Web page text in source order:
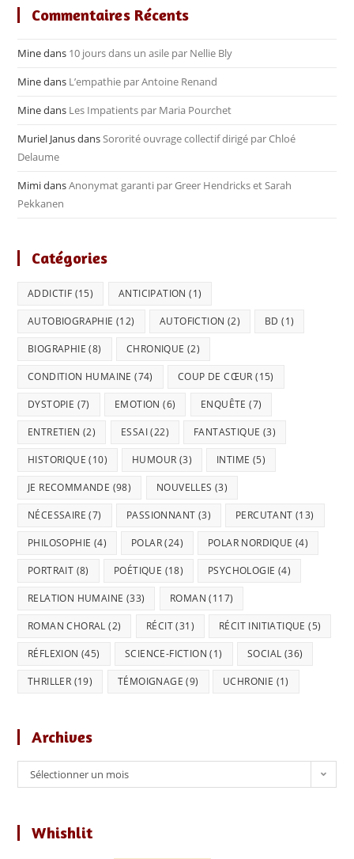
Commentaires Récents
Minedans 10 jours dans un asile par Nellie Bly
Minedans L’empathie par Antoine Renand
Minedans Les Impatients par Maria Pourchet
Muriel JanusdansSororité ouvrage collectif dirigé par Chloé
Delaume
MimidansAnonymat garanti par Greer Hendricks et Sarah
Pekkanen
Catégories
ADDICTIF (15) ANTICIPATION (1)
AUTOBIOGRAPHIE (12) AUTOFICTION (2) BD (1)
BIOGRAPHIE (8) CHRONIQUE (2)
CONDITION HUMAINE (74) COUP DE CŒUR (15)
DYSTOPIE (7) EMOTION (6) ENQUÊTE (7)
ENTRETIEN (2) ESSAI(22) FANTASTIQUE (3)
HISTORIQUE (10) HUMOUR (3) INTIME (5)
JE RECOMMANDE (98) NOUVELLES (3)
NÉCESSAIRE (7) PASSIONNANT (3) PERCUTANT (13)
PHILOSOPHIE (4) POLAR(24) POLAR NORDIQUE (4)
PORTRAIT (8) POÉTIQUE (18) PSYCHOLOGIE (4)
RELATION HUMAINE (33) ROMAN (117)
ROMAN CHORAL (2) RÉCIT(31) RÉCIT INITIATIQUE (5)
RÉFLEXION (45) SCIENCE-FICTION (1) SOCIAL (36)
THRILLER (19) TÉMOIGNAGE (9) UCHRONIE (1)
Archives
Archives
Sélectionner un mois
Whishlit